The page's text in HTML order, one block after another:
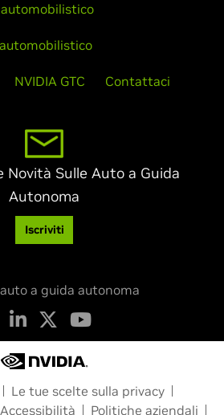
NVIDIA GTC Contattaci
Novità Sulle Auto a Guida
Autonoma
Iscriviti
a guida autonoma
Le tue scelte sulla privacy
Accessibilità Politiche aziendali